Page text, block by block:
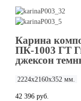
Карина
ПК-1003 ГТ
джексон
2224х2160х352 мм.
42 396 руб.